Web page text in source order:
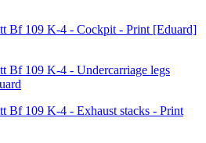
Bf 109 K-4 - Cockpit - Print [Eduard]
Bf 109 K-4 - Undercarriage legs
Bf 109 K-4 - Exhaust stacks - Print